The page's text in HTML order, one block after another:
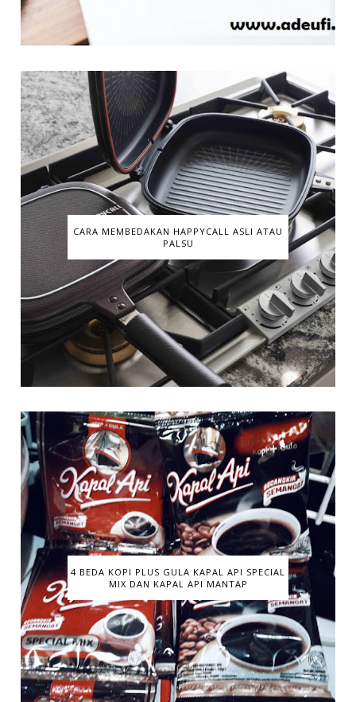
CARA MEMBEDAKAN HAPPYCALL ASLI ATAU
PALSU
4 BEDA KOPI PLUS GULA KAPAL API SPECIAL
MIX DAN KAPAL API MANTAP